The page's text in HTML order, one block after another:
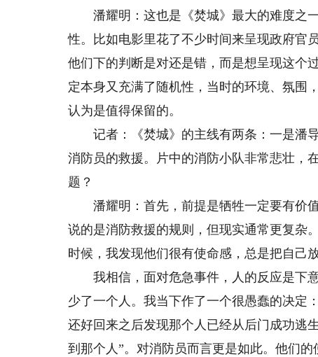
潘耀明：这也是《焚城》最大的难度之一
性。比如电影里花了不少时间来呈现政府官
他们下的判断是对还是错，而是想呈现这个
定本身又充满了随机性，当时的环境、氛围
认为是值得保留的。
记者：《焚城》的主线有两条：一是潘导
消防员的救援。片中的消防小队非常悲壮，
题？
潘耀明：首先，前提是牺牲一定要有价值
说的是消防救援的规则，但现实通常更复杂
时候，我发现他们很有使命感，总是把自己放
我相信，面对危急事件，人的反应是下意
少了一个人。我当下作了一个很愚蠢的决定
还好回来之后发现那个人已经从后门成功逃
到那个人”。对消防员而言更是如此。他们